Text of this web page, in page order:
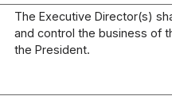
The Executive Director(s)
and control the business of
the President.